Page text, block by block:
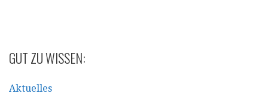
GUT ZU WISSEN:
Aktuelles